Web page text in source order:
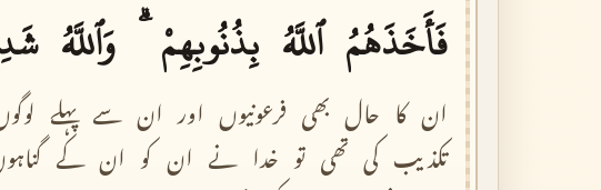
فَأَخَذَهُمُ ٱللَّهُ بِذُنُوبِهِمْ وَٱللَّهُ
ان کا حال بھی فرعونیوں اور ان سے پہلے
تکذیب کی تھی تو خدا نے ان کو ان کے